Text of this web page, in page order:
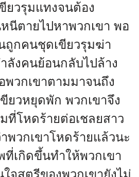
ยวรุมแทงจนต้อง
นีตายไปหาพวกเขา พอ
ถูกคนชุดเขียวรุมฆ่า
ลังคนย้อนกลับไปล้าง
พวกเขาตามมาจนถึง
ยวหยุดพัก พวกเขาจึง
ที่โหดร้ายต่อเชลยสาว
พวกเขาโหดร้ายแล้วนะ
ที่เกิดขึ้นทำให้พวกเขา
จสตรีของพวกเขายังไม่